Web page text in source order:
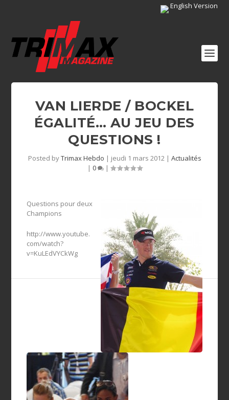
English Version
VAN LIERDE / BOCKEL
ÉGALITÉ… AU JEU DES
QUESTIONS !
Posted byTrimax Hebdo | jeudi 1 mars 2012| Actualités
| 0 |
Questions pour deux
Champions
http://www.youtube.
com/watch?
v=KuLEdVYCkWg